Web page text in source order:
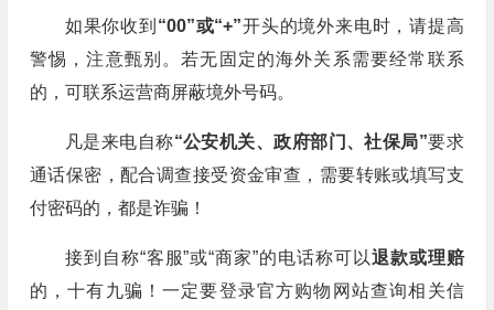
如果你收到 “00”或“+”开头的境外来电时，请提高
警惕，注意甄别。若无固定的海外关系需要经常联系
的，可联系运营商屏蔽境外号码。
凡是来电自称“公安机关、政府部门、社保局”要求
通话保密，配合调查接受资金审查，需要转账或填写支
付密码的，都是诈骗！
接到自称“客服”或“商家”的电话称可以退款或理赔
的，十有九骗！一定要登录官方购物网站查询相关信